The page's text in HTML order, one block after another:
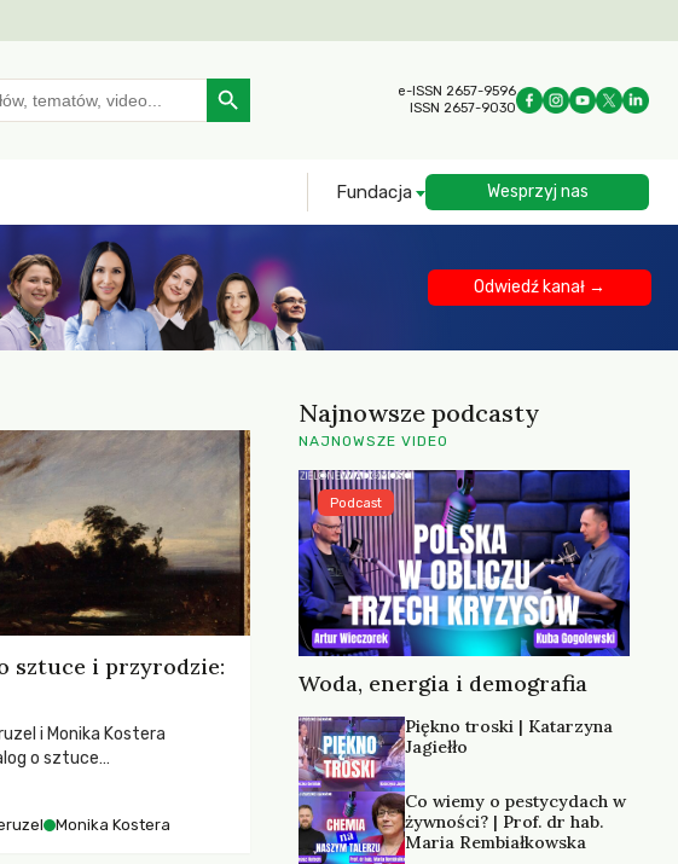
Search Button
e-ISSN 2657-9596
ISSN 2657-9030
Fundacja Wesprzyj nas
Odwiedź kanał →
sztuce i przyrodzie:
i Monika Kostera
o sztuce
przestrzeni oraz
Monika Kostera
Najnowsze podcasty
NAJNOWSZE VIDEO
Woda, energia i demografia
Podcast
Piękno troski | Katarzyna
Jagiełło
Co wiemy o pestycydach w
żywności? | Prof. dr hab.
Maria Rembiałkowska